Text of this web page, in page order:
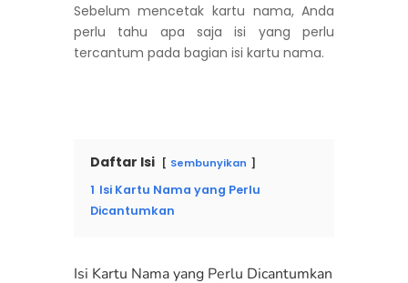
Sebelum mencetak kartu nama, Anda
perlu tahu apa saja isi yang perlu
tercantum pada bagian isi kartu nama.
Daftar Isi Sembunyikan
1 Isi Kartu Nama yang Perlu
Dicantumkan
Isi Kartu Nama yang Perlu Dicantumkan